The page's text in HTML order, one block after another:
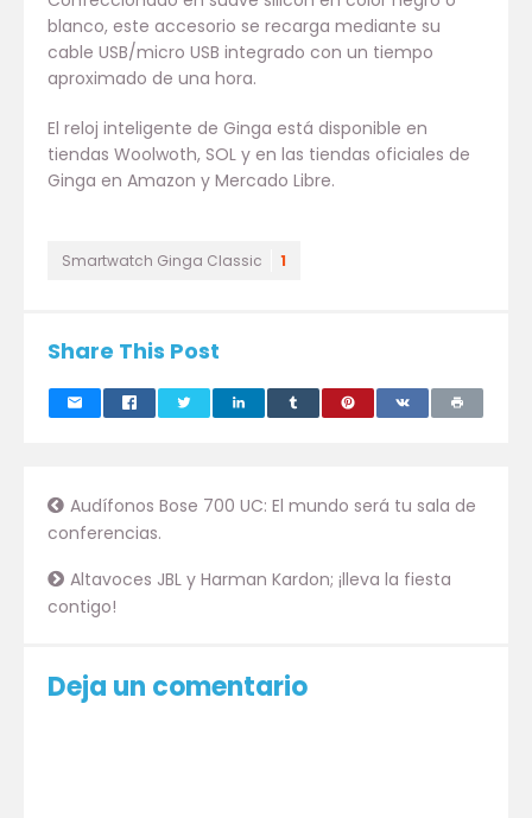
blanco, este accesorio se recarga mediante su
cable USB/micro USB integrado con un tiempo
aproximado de una hora.
El reloj inteligente de Ginga está disponible en
tiendas Woolwoth, SOL y en las tiendas oficiales de
Ginga en Amazon y Mercado Libre.
Smartwatch Ginga Classic 1
Share This Post
Audífonos Bose 700 UC: El mundo será tu sala de
conferencias.
Altavoces JBL y Harman Kardon; ¡lleva la fiesta
contigo!
Deja un comentario